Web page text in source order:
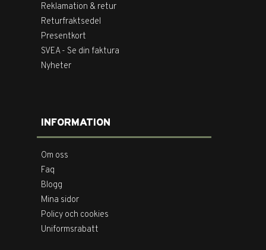
Reklamation & retur
Returfraktsedel
Presentkort
SVEA - Se din faktura
Nyheter
INFORMATION
Om oss
Faq
Blogg
Mina sidor
Policy och cookies
Uniformsrabatt